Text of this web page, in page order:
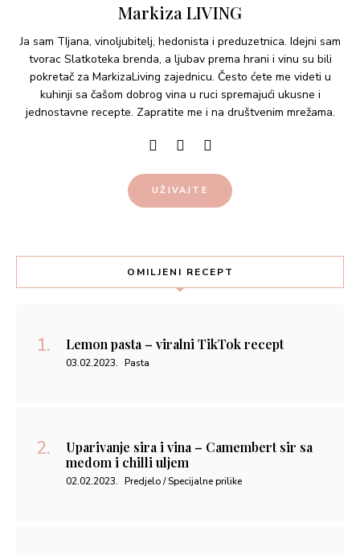
Markiza LIVING
Ja sam TIjana, vinoljubitelj, hedonista i preduzetnica. Idejni sam
tvorac Slatkoteka brenda, a ljubav prema hrani i vinu su bili
pokretač za MarkizaLiving zajednicu. Često ćete me videti u
kuhinji sa čašom dobrog vina u ruci spremajući ukusne i
jednostavne recepte. Zapratite me i na društvenim mrežama.
UŽIVAJTE
OMILJENI RECEPT
Lemon pasta – viralni TikTok recept
03.02.2023. Pasta
Uparivanje sira i vina – Camembert sir sa
medom i chilli uljem
02.02.2023. Predjelo / Specijalne prilike